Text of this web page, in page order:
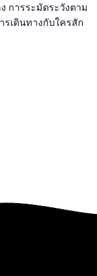
การระมัดระวังตาม
รเดินทางกับใครสัก